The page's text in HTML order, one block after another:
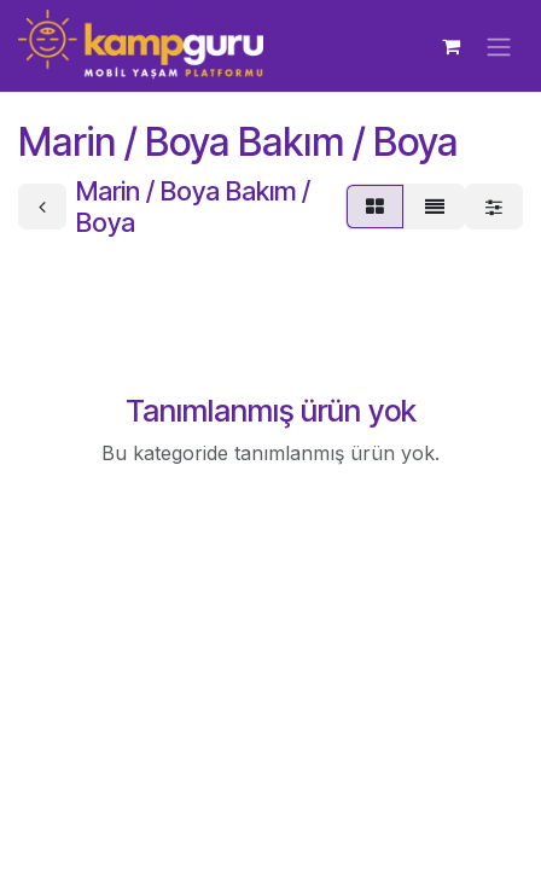
İçereği Atla
Marin / Boya Bakım / Boya
Marin / Boya Bakım /
Boya
Tanımlanmış ürün yok
Bu kategoride tanımlanmış ürün yok.